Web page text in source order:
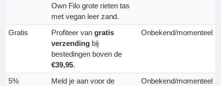
Own Filo grote rieten tas
met vegan leer zand.
Gratis Profiteer van gratis
verzending bij
bestedingen boven de
€39,95.
Onbekend/momenteel
5%
Meld je aan voor de
Onbekend/momenteel